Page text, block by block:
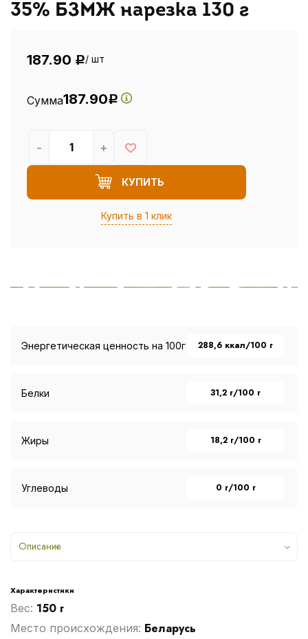
35% БЗМЖ нарезка 130 г
187.90 Р/ шт
Сумма187.90Р
КУПИТЬ
Купить в 1 клик
- +
Энергетическая ценность на 100г 288,6 ккал/100 г
Белки 31,2 г/100 г
Жиры 18,2 г/100 г
Углеводы 0 г/100 г
Описание
Характеристики
Вес: 150 г
Место происхождения: Беларусь